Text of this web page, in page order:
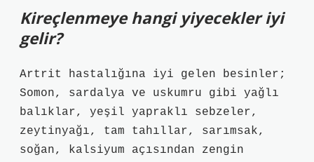
Kireçlenmeye hangi yiyecekler iyi
gelir?
Artrit hastalığına iyi gelen besinler;
Somon, sardalya ve uskumru gibi yağlı
balıklar, yeşil yapraklı sebzeler,
zeytinyağı, tam tahıllar, sarımsak,
soğan, kalsiyum açısından zengin